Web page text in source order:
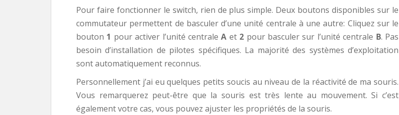
Pour faire fonctionner le switch, rien de plus simple. Deux boutons disponibles sur le
commutateur permettent de basculer d’une unité centrale à une autre: Cliquez sur le
bouton 1 pour activer l’unité centraleA et 2 pour basculer sur l’unité centrale B. Pas
besoin d’installation de pilotes spécifiques. La majorité des systèmes d’exploitation
sont automatiquement reconnus.
Personnellement j’ai eu quelques petits soucis au niveau de la réactivité de ma souris.
Vous remarquerez peut-être que la souris est très lente au mouvement. Si c’est
également votre cas, vous pouvez ajuster les propriétés de la souris.